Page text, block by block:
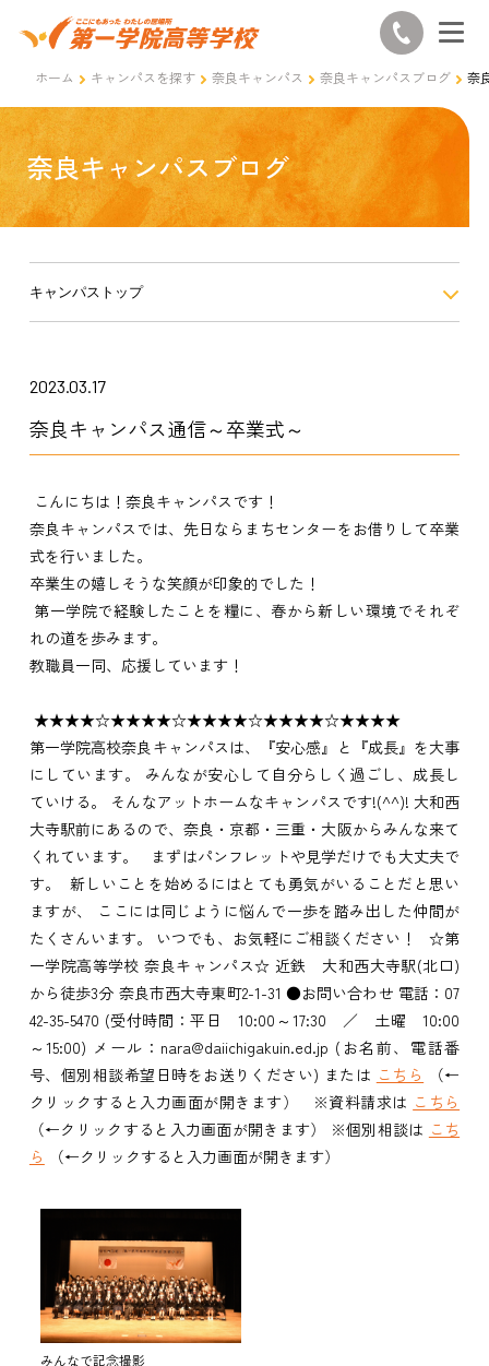
ホーム キャンパスを探す 奈良キャンパス 奈良キャンパスブログ 奈
奈良キャンパスブログ
キャンパストップ
2023.03.17
奈良キャンパス通信～卒業式～
こんにちは！奈良キャンパスです！
奈良キャンパスでは、先日ならまちセンターをお借りして卒業
式を行いました。
卒業生の嬉しそうな笑顔が印象的でした！
第一学院で経験したことを糧に、春から新しい環境でそれぞ
れの道を歩みます。
教職員一同、応援しています！
★★★★☆★★★★☆★★★★☆★★★★☆★★★★
第一学院高校奈良キャンパスは、『安心感』と『成長』を大事
にしています。 みんなが安心して自分らしく過ごし、成長し
ていける。 そんなアットホームなキャンパスです!(^^)! 大和西
大寺駅前にあるので、奈良・京都・三重・大阪からみんな来て
くれています。 まずはパンフレットや見学だけでも大丈夫で
す。 新しいことを始めるにはとても勇気がいることだと思い
ますが、 ここには同じように悩んで一歩を踏み出した仲間が
たくさんいます。 いつでも、お気軽にご相談ください！ ☆第
一学院高等学校 奈良キャンパス☆ 近鉄 大和西大寺駅(北口)
から徒歩3分 奈良市西大寺東町2-1-31 ●お問い合わせ 電話：07
42-35-5470 (受付時間：平日 10:00～17:30 ／ 土曜 10:00
～15:00) メール：nara@daiichigakuin.ed.jp (お名前、電話番
号、個別相談希望日時をお送りください) または こちら
（←
クリックすると入力画面が開きます） ※資料請求は こちら
（←クリックすると入力画面が開きます） ※個別相談は こち
ら
（←クリックすると入力画面が開きます）
みんなで記念撮影